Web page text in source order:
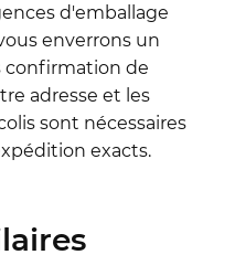
d'emballage
enverrons un
confirmation de
adresse et les
sont nécessaires
exacts.